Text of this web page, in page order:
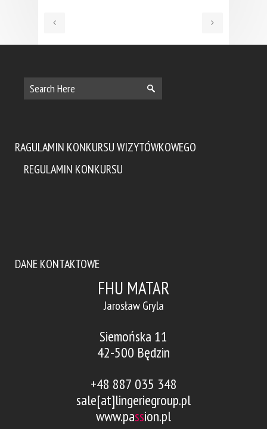
RAGULAMIN KONKURSU WIZYTÓWKOWEGO
REGULAMIN KONKURSU
DANE KONTAKTOWE
FHU MATAR
Jarosław Gryla
Siemońska 11
42-500 Będzin
+48 887 035 348
sale[at]lingeriegroup.pl
www.passion.pl